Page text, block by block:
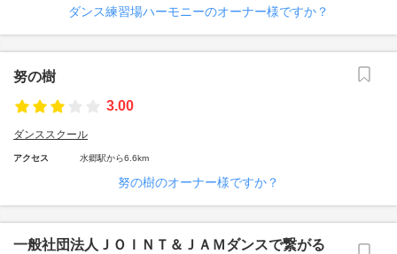
ダンス練習場ハーモニーのオーナー様ですか？
努の樹
3.00
ダンススクール
アクセス 水郷駅から6.6km
努の樹のオーナー様ですか？
一般社団法人ＪＯＩＮＴ＆ＪＡＭダンスで繋がる